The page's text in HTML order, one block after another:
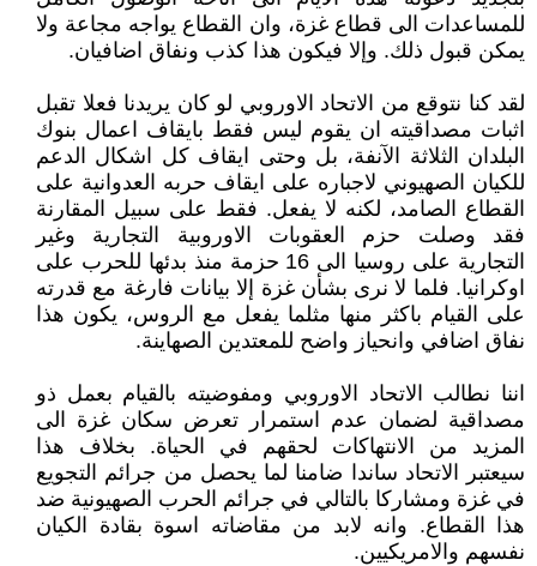
للمساعدات الى قطاع غزة، وان القطاع يواجه مجاعة ولا
يمكن قبول ذلك. وإلا فيكون هذا كذب ونفاق اضافيان.
لقد كنا نتوقع من الاتحاد الاوروبي لو كان يريدنا فعلا تقبل
اثبات مصداقيته ان يقوم ليس فقط بايقاف اعمال بنوك
البلدان الثلاثة الآنفة، بل وحتى ايقاف كل اشكال الدعم
للكيان الصهيوني لاجباره على ايقاف حربه العدوانية على
القطاع الصامد، لكنه لا يفعل. فقط على سبيل المقارنة
فقد وصلت حزم العقوبات الاوروبية التجارية وغير
التجارية على روسيا الى 16 حزمة منذ بدئها للحرب على
اوكرانيا. فلما لا نرى بشأن غزة إلا بيانات فارغة مع قدرته
على القيام باكثر منها مثلما يفعل مع الروس، يكون هذا
نفاق اضافي وانحياز واضح للمعتدين الصهاينة.
اننا نطالب الاتحاد الاوروبي ومفوضيته بالقيام بعمل ذو
مصداقية لضمان عدم استمرار تعرض سكان غزة الى
المزيد من الانتهاكات لحقهم في الحياة. بخلاف هذا
سيعتبر الاتحاد ساندا ضامنا لما يحصل من جرائم التجويع
في غزة ومشاركا بالتالي في جرائم الحرب الصهيونية ضد
هذا القطاع. وانه لابد من مقاضاته اسوة بقادة الكيان
نفسهم والامريكيين.